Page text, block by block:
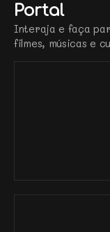
Portal
Interaja e faça
filmes, músicas e